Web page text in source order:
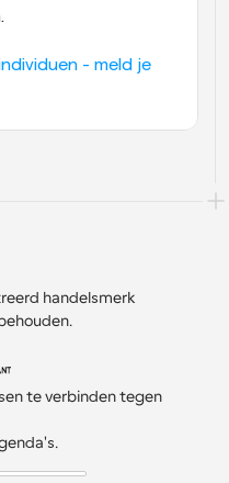
- meld je
handelsmerk
te verbinden tegen